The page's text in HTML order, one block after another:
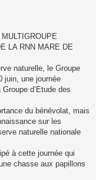
LA RNN MARE DE
naturelle, le Groupe
juin, une journée
d’Etude des
du bénévolat, mais
sur les
naturelle nationale
à cette journée qui
chasse aux papillons